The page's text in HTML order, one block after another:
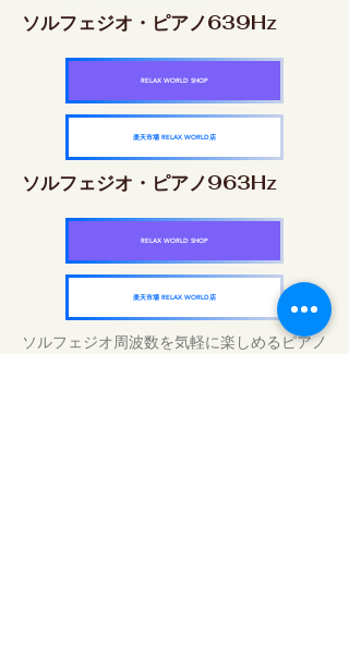
ソルフェジオ・ピアノ639Hz
RELAX WORLD SHOP
楽天市場 RELAX WORLD店
ソルフェジオ・ピアノ963Hz
RELAX WORLD SHOP
楽天市場 RELAX WORLD店
ソルフェジオ周波数を気軽に楽しめるピアノ